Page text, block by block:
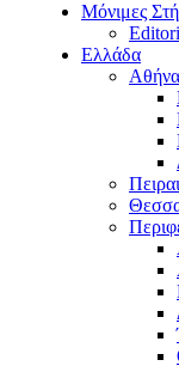
Μόνιμες
Ελλάδα
Αθήνα